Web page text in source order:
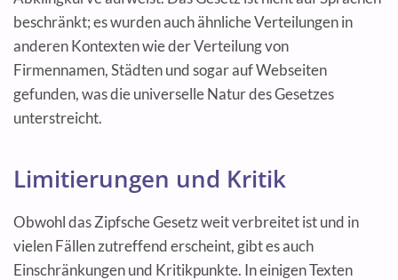
beschränkt; es wurden auch ähnliche Verteilungen in
anderen Kontexten wie der Verteilung von
Firmennamen, Städten und sogar auf Webseiten
gefunden, was die universelle Natur des Gesetzes
unterstreicht.
Limitierungen und Kritik
Obwohl das Zipfsche Gesetz weit verbreitet ist und in
vielen Fällen zutreffend erscheint, gibt es auch
Einschränkungen und Kritikpunkte. In einigen Texten